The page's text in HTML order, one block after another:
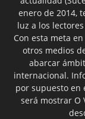
enero de 2014,
luz a los
Con esta meta
otros medios
abarcar
internacional.
por supuesto en
será mostrar O